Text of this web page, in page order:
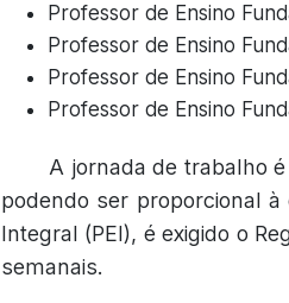
Professor de Ensino
Professor de Ensino
Professor de Ensino
Professor de Ensino
A jornada de trabalho
podendo ser proporcional
Integral (PEI), é exigido o
semanais.